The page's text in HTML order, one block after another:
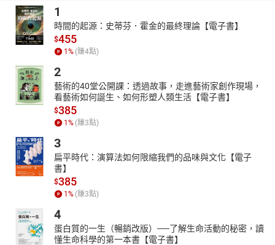
1
時間的起源：史蒂芬．霍金的最終理論【電子書】
$455
1 % (賺4點)
2
藝術的40堂公開課：透過故事，走進藝術家創作現場，
看藝術如何誕生、如何形塑人類生活【電子書】
$385
1 % (賺3點)
3
扁平時代：演算法如何限縮我們的品味與文化【電子
書】
$385
1 % (賺3點)
4
蛋白質的一生（暢銷改版）──了解生命活動的秘密，讀
懂生命科學的第一本書【電子書】